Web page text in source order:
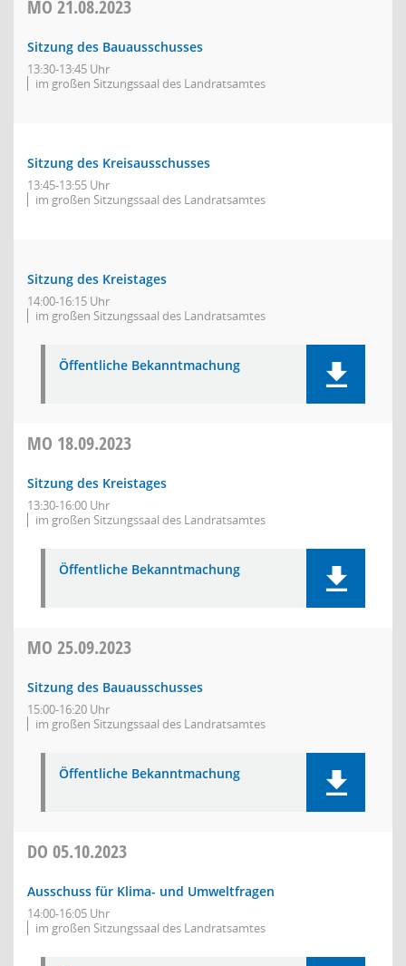
MO 21.08.2023
Sitzung des Bauausschusses
13:30-13:45 Uhr
im großen Sitzungssaal des Landratsamtes
Sitzung des Kreisausschusses
13:45-13:55 Uhr
im großen Sitzungssaal des Landratsamtes
Sitzung des Kreistages
14:00-16:15 Uhr
im großen Sitzungssaal des Landratsamtes
Öffentliche Bekanntmachung
MO 18.09.2023
Sitzung des Kreistages
13:30-16:00 Uhr
im großen Sitzungssaal des Landratsamtes
Öffentliche Bekanntmachung
MO 25.09.2023
Sitzung des Bauausschusses
15:00-16:20 Uhr
im großen Sitzungssaal des Landratsamtes
Öffentliche Bekanntmachung
DO 05.10.2023
Ausschuss für Klima- und Umweltfragen
14:00-16:05 Uhr
im großen Sitzungssaal des Landratsamtes